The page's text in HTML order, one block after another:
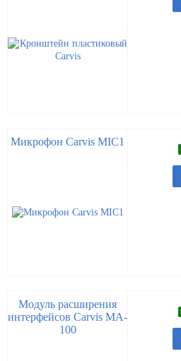
Микрофон Carvis MIC1
Модуль расширения
интерфейсов Carvis MA-
100